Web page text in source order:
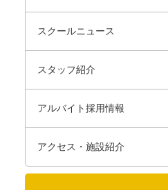
スクールニュース
スタッフ紹介
アルバイト採用情報
アクセス・施設紹介